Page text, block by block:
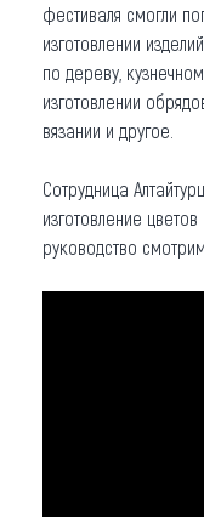
фестиваля смогли
изготовлении
по дереву,
изготовлении
вязании и другое.
Сотрудница
изготовление
руководство